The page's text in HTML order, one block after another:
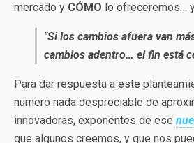
mercado y CÓMO lo ofreceremos…
"Si los cambios afuera van
cambios adentro… el fin está
Para dar respuesta a este
numero nada despreciable de
innovadoras, exponentes de ese
que algunos creemos, y que nos